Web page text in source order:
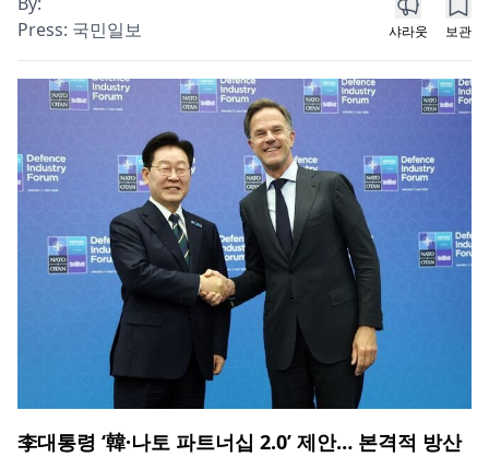
Press: 국민일보 샤라웃 보관
李대통령 ‘韓·나토 파트너십 2.0’ 제안… 본격적 방산